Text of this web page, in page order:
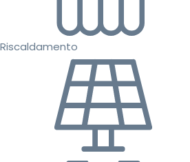
Riscaldamento